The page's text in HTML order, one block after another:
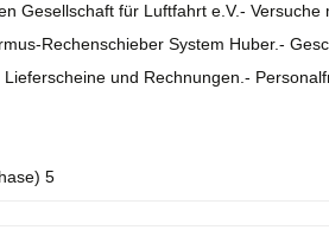
Gesellschaft für Luftfahrt e.V.- Versuche
Rechenschieber System Huber.-
und Rechnungen.-
5